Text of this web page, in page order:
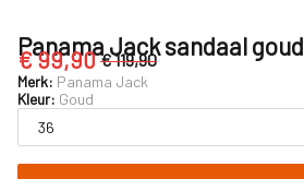
Panama Jack sandaal goud
€ 99,90 € 119,90
Merk: Panama Jack
Kleur: Goud